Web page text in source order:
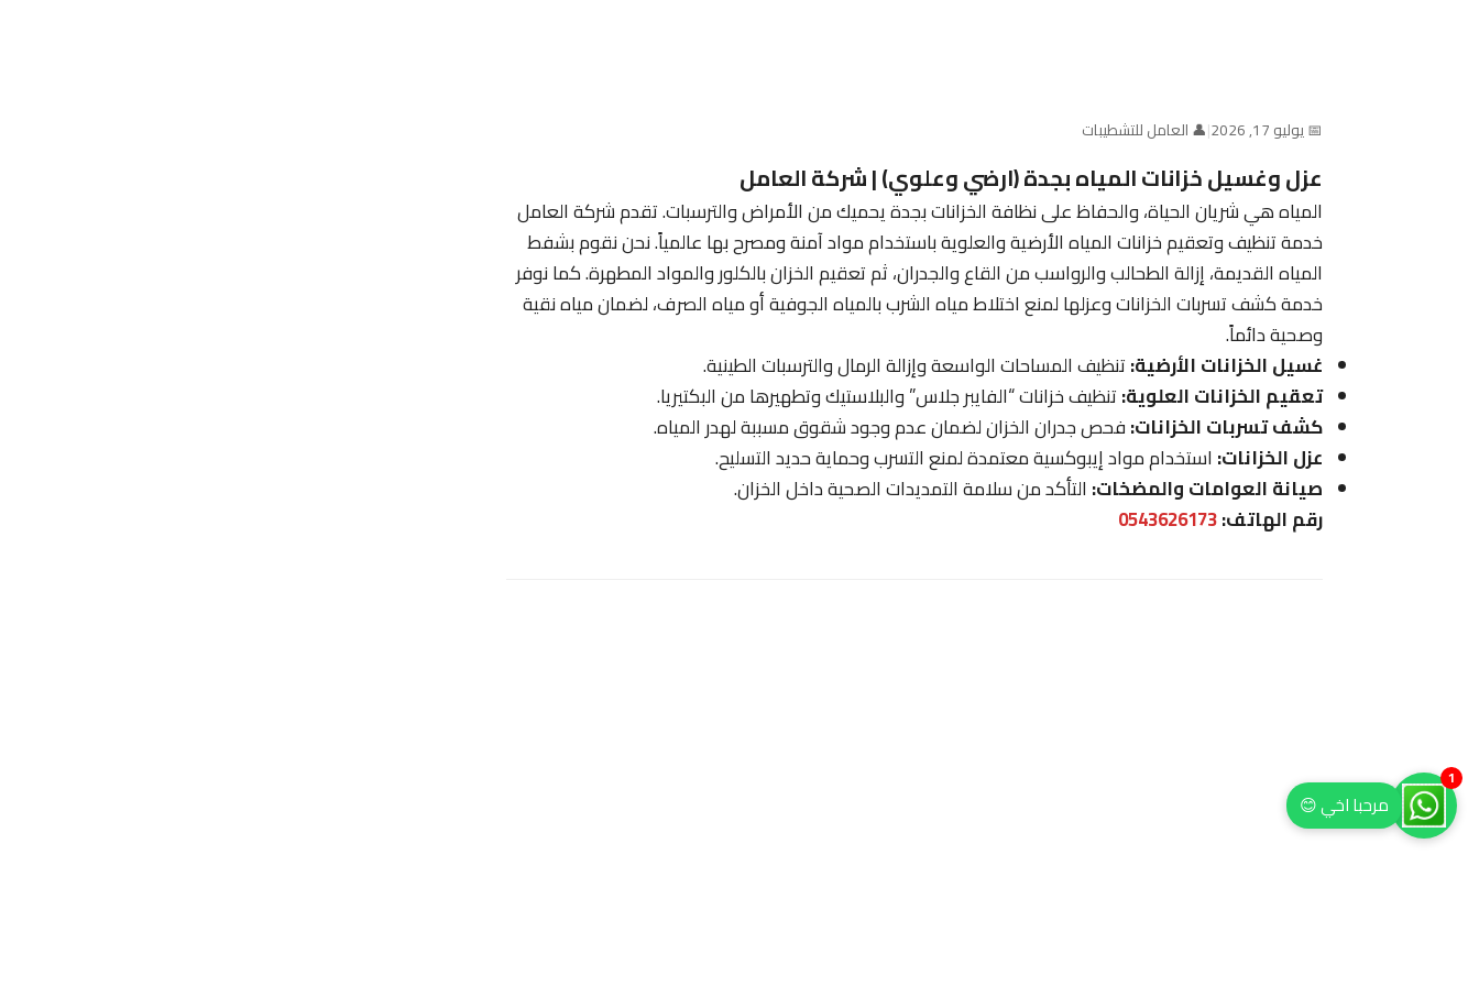
📅 يوليو 17, 2026 |👤 العامل للتشطيبات
عزل وغسيل خزانات المياه بجدة (ارضي وعلوي) | شركة العامل
المياه هي شريان الحياة، والحفاظ على نظافة الخزانات بجدة يحميك من الأمراض والترسبات. تقدم شركة العامل
خدمة تنظيف وتعقيم خزانات المياه الأرضية والعلوية باستخدام مواد آمنة ومصرح بها عالمياً. نحن نقوم بشفط
المياه القديمة، إزالة الطحالب والرواسب من القاع والجدران، ثم تعقيم الخزان بالكلور والمواد المطهرة. كما نوفر
خدمة كشف تسربات الخزانات وعزلها لمنع اختلاط مياه الشرب بالمياه الجوفية أو مياه الصرف، لضمان مياه نقية
وصحية دائماً.
غسيل الخزانات الأرضية:تنظيف المساحات الواسعة وإزالة الرمال والترسبات الطينية.
تعقيم الخزانات العلوية:تنظيف خزانات “الفايبر جلاس” والبلاستيك وتطهيرها من البكتيريا.
كشف تسربات الخزانات:فحص جدران الخزان لضمان عدم وجود شقوق مسببة لهدر المياه.
عزل الخزانات: استخدام مواد إيبوكسية معتمدة لمنع التسرب وحماية حديد التسليح.
صيانة العوامات والمضخات: التأكد من سلامة التمديدات الصحية داخل الخزان.
رقم الهاتف:0543626173
1
مرحبا اخي 😊